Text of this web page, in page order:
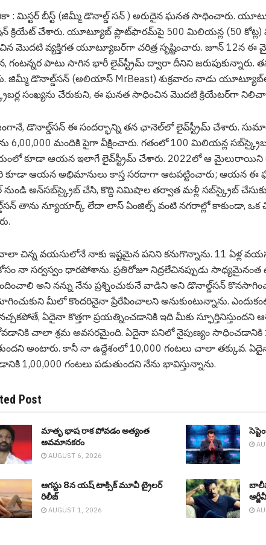
: మిస్ట‌ర్ బీస్ట్ (జిమ్మీ డొనాల్డ్ స‌న్ ) అరుదైన ఘ‌న‌త సాధించారు.
క్రియేట్ చేశారు. యూట్యూబ్ ప్లాట్‌ఫారమ్‌పై 500 మిలియన్ల (50 కోట్ల)
మొదటి వ్యక్తిగత యూట్యూబర్‌గా చరిత్ర సృష్టించారు. జూన్ 12న ఈ
పాటు సాగిన భారీ లైవ్‌స్ట్రీమ్ ద్వారా దీనిని జరుపుకున్నారు.
జిమ్మీ డొనాల్డ్‌సన్ (అలియాస్ MrBeast) శుక్రవారం నాడు
సంఖ్యను చేరుకుని, ఈ ఘనత సాధించిన మొదటి క్రియేటర్‌గా
డొనాల్డ్‌సన్ ఈ సందర్భాన్ని తన ఛానెల్‌లో లైవ్‌స్ట్రీమ్ చేశారు.
6,00,000 మందికి పైగా వీక్షించారు. గతంలో 100 మిలియన్ల
కూడా ఆయన ఇలాగే లైవ్‌స్ట్రీమ్ చేశారు. 2022లో ఆ మైలురాయిని
ఆయన అభిమానులు కాస్త సరదాగా ఆటపట్టించారు; ఆయన ఈ
అన్‌సబ్‌స్క్రైబ్ చేసి, కొద్ది నిమిషాల తర్వాత మళ్లీ సబ్‌స్క్రైబ్
తాను న్యూయార్క్ లేదా లాస్ ఏంజిల్స్ వంటి నగరాల్లో కాకుండా, ఒక
చిన్న వయసులోనే నాకు ఇష్టమైన పనిని కనుగొన్నాను. 11 ఏళ్ల
నా సర్వస్వం ధారపోశాను. ప్రతిరోజూ నిద్రలేచినప్పుడు
అని నన్ను నేను ప్రశ్నించుకునే వాడిని అని డొనాల్డ్‌సన్
మీలో కొందరినైనా ప్రేరేపించాలని అనుకుంటున్నాను. ఎందుకంటే,
ఏదైనా కొత్తగా ప్రయత్నించడానికి ఇది మీకు స్ఫూర్తినిస్తుందని
చాలా శ్రమ అవసరమైంది. ఏదైనా పనిలో నైపుణ్యం సాధించడానికి
అంటారు. కానీ నా ఉద్దేశంలో 10,000 గంటలు చాలా తక్కువ.
1,00,000 గంటలు పడుతుందని నేను భావిస్తున్నాను.
Post
మాతృ భాష రాక పోవడం అత్యంత
అవమానకరం
AUGUST 6, 2026
ఆగ‌స్టు 8న యష్ టాక్సిక్ మూవీ ట్రైల‌ర్
రిలీజ్
AUGUST 1, 2026
ఆర్జీవీ